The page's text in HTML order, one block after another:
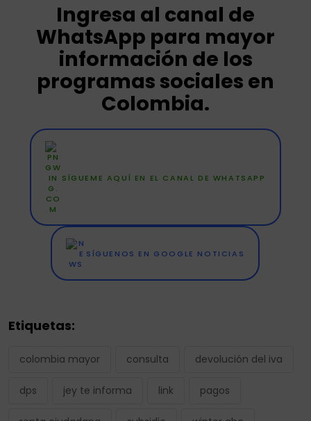
Ingresa al canal de
WhatsApp para mayor
información de los
programas sociales en
Colombia.
SÍGUEME AQUÍ EN EL CANAL DE WHATSAPP
SÍGUENOS EN GOOGLE NOTICIAS
Etiquetas:
colombia mayor consulta devolución del iva
dps jey te informa link pagos